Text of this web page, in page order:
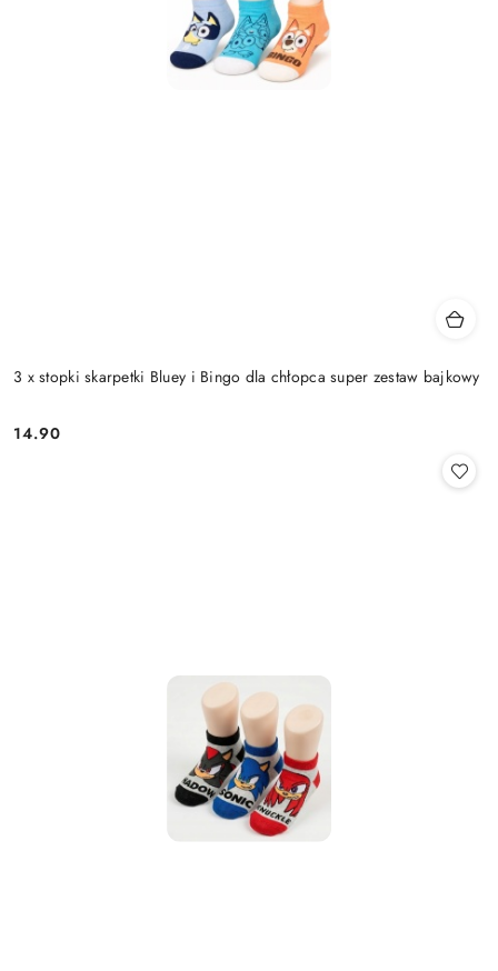
3 x stopki skarpetki Bluey i Bingo dla chłopca super zestaw bajkowy
Cena:
14.90